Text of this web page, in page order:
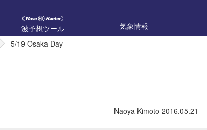
波予想ツール 気象情報
5/19 Osaka Day
Naoya Kimoto 2016.05.21